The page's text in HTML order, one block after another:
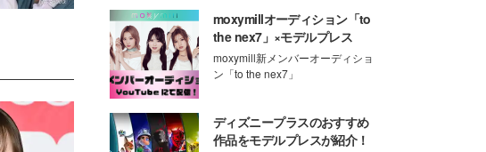
moxymillオーディション「to
the nex7」×モデルプレス
moxymill新メンバーオーディショ
ン「to the nex7」
ディズニープラスのおすすめ
作品をモデルプレスが紹介！